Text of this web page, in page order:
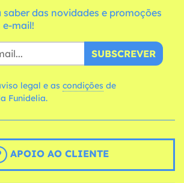
saber das novidades e promoções
e-mail!
SUBSCREVER
legal e as condições
Funidelia.
APOIO AO CLIENTE